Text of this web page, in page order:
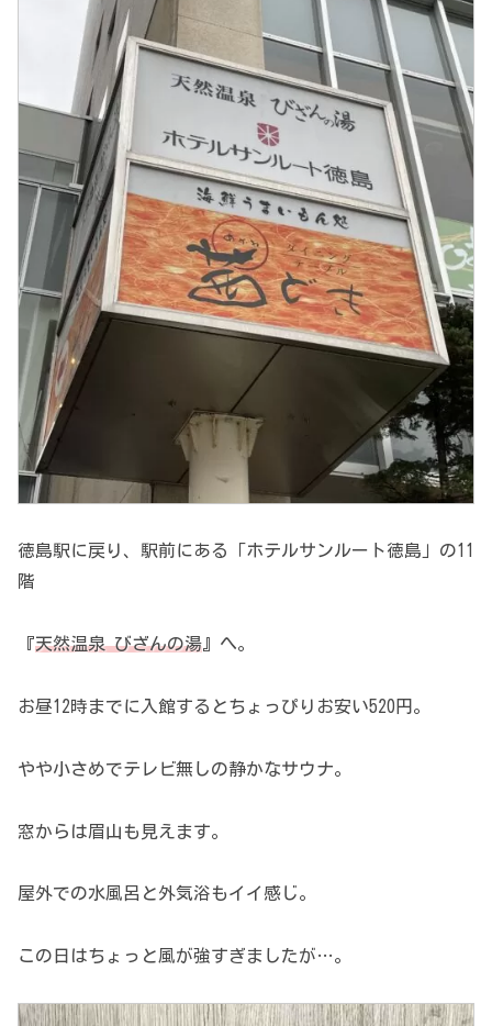
徳島駅に戻り、駅前にある「ホテルサンルート徳島」の11
階
『天然温泉 びざんの湯』へ。
お昼12時までに入館するとちょっぴりお安い520円。
やや小さめでテレビ無しの静かなサウナ。
窓からは眉山も見えます。
屋外での水風呂と外気浴もイイ感じ。
この日はちょっと風が強すぎましたが…。